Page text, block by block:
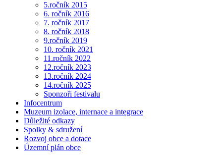
5.ročník 2015
6. ročník 2016
7. ročník 2017
8. ročník 2018
9.ročník 2019
10. ročník 2021
11.ročník 2022
12.ročník 2023
13.ročník 2024
14.ročník 2025
Sponzoři festivalu
Infocentrum
Muzeum izolace, internace a integrace
Důležité odkazy
Spolky & sdružení
Rozvoj obce a dotace
Územní plán obce